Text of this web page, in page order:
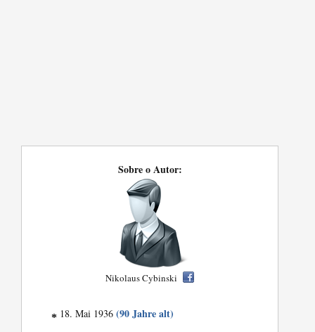
Sobre o Autor:
Nikolaus Cybinski
* 18. Mai 1936(90 Jahre alt)